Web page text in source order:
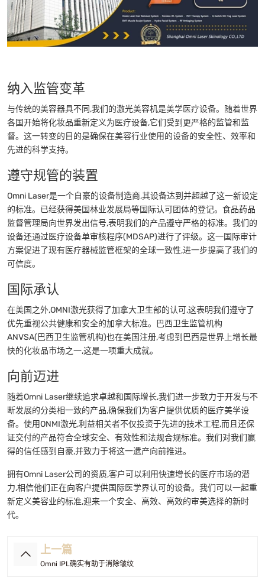
纳入监管变革
与传统的美容器具不同,我们的激光美容机是美学医疗设备。随着世界
各国开始将化妆品重新定义为医疗设备,它们受到更严格的监管和监
督。这一转变的目的是确保在美容行业使用的设备的安全性、效率和
先进的科学支持。
遵守规管的装置
Omni Laser是一个自豪的设备制造商,其设备达到并超越了这一新设定
的标准。已经获得美国林业发展局等国际认可团体的登记。食品药品
监督管理局向世界发出信号,表明我们的产品遵守严格的标准。我们的
设备还通过医疗设备单审核程序(MDSAP)进行了评级。这一国际审计
方案促进了现有医疗器械监管框架的全球一致性,进一步提高了我们的
可信度。
国际承认
在美国之外,OMNI激光获得了加拿大卫生部的认可,这表明我们遵守了
优先重视公共健康和安全的加拿大标准。巴西卫生监管机构
ANVSA(巴西卫生监管机构)也在美国注册,考虑到巴西是世界上增长最
快的化妆品市场之一,这是一项重大成就。
向前迈进
随着Omni Laser继续追求卓越和国际增长,我们进一步致力于开发与不
断发展的分类相一致的产品,确保我们为客户提供优质的医疗美学设
备。使用ONMI激光,利益相关者不仅投资于先进的技术工程,而且还保
证交付的产品符合全球安全、有效性和法规合规标准。我们对我们赢
得的信任感到自豪,并致力于将这一遗产向前推进。
拥有Omni Laser公司的资质,客户可以利用快速增长的医疗市场的潜
力,相信他们正在向客户提供国际医学界认可的设备。我们可以一起重
新定义美容业的标准,迎来一个安全、高效、高效的审美选择的新时
代。
上一篇
Omni IPL确实有助于消除皱纹